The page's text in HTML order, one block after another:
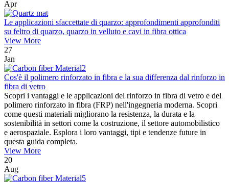
Apr
Le applicazioni sfaccettate di quarzo: approfondimenti approfonditi
su feltro di quarzo, quarzo in velluto e cavi in ​​fibra ottica
View More
27
Jan
Cos'è il polimero rinforzato in fibra e la sua differenza dal rinforzo in
fibra di vetro
Scopri i vantaggi e le applicazioni del rinforzo in fibra di vetro e del
polimero rinforzato in fibra (FRP) nell'ingegneria moderna. Scopri
come questi materiali migliorano la resistenza, la durata e la
sostenibilità in settori come la costruzione, il settore automobilistico
e aerospaziale. Esplora i loro vantaggi, tipi e tendenze future in
questa guida completa.
View More
20
Aug